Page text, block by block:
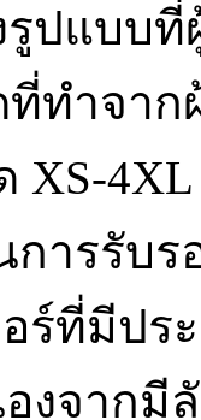
ปแบบ
ทำจาก
4XL
ารรับร
อร์ที่มีป
งจาก